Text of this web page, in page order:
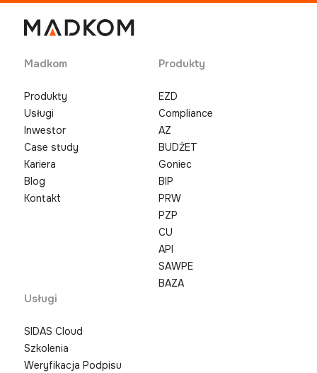
Madkom
Produkty
Usługi
Inwestor
Case study
Kariera
Blog
Kontakt
Produkty
EZD
Compliance
AZ
BUDŻET
Goniec
BIP
PRW
PZP
CU
API
SAWPE
BAZA
Usługi
SIDAS Cloud
Szkolenia
Weryfikacja Podpisu